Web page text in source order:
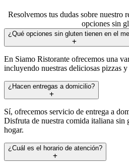
Resolvemos tus dudas sobre nuestro
opciones sin
¿Qué opciones sin gluten tienen en el
En Siamo Ristorante ofrecemos una
incluyendo nuestras deliciosas pizzas y
¿Hacen entregas a domicilio?
Sí, ofrecemos servicio de entrega a
Disfruta de nuestra comida italiana sin
hogar.
¿Cuál es el horario de atención?